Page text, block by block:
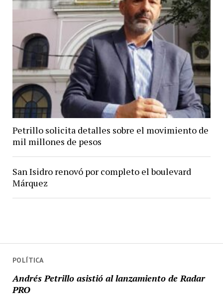
POLÍTICA
Andrés Petrillo asistió al lanzamiento de Radar
PRO
Petrillo solicita detalles sobre el movimiento de
mil millones de pesos
San Isidro renovó por completo el boulevard
Márquez